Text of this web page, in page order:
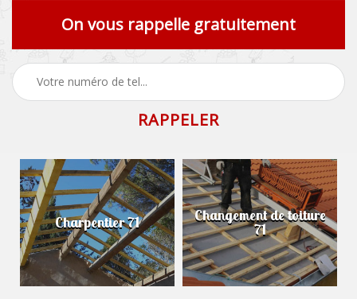
On vous rappelle gratuitement
Charpentier 71 Changement de toiture
71